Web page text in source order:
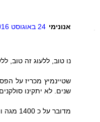
אנונימי 24 באוגוסט 2016 בשעה 12:17
נו טוב, ללעוג זה טוב,
שנים. לא יתקינו
מדובר על כ 1400 מגה וואט, 10% מהיצור בישראל